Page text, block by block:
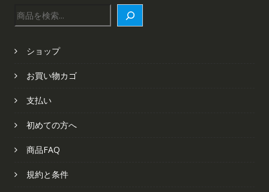
検
索
ショップ
お買い物カゴ
支払い
初めての方へ
商品FAQ
規約と条件